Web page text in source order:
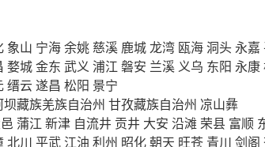
象山 宁海余姚 慈溪 鹿城龙湾 瓯海洞头 永嘉
婺城金东 武义 浦江 磐安 兰溪 义乌 东阳 永康
缙云遂昌 松阳 景宁
坝藏族羌族自治州 甘孜藏族自治州 凉山彝
蒲江 新津 自流井 贡井 大安 沿滩 荣县 富顺
北川 平武 江油 利州 昭化朝天 旺苍 青川 剑阁